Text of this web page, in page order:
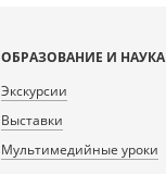
ОБРАЗОВАНИЕ И НАУКА
Экскурсии
Выставки
Мультимедийные уроки